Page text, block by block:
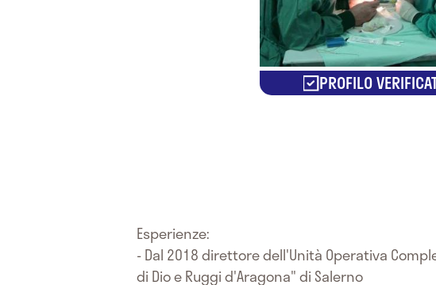
PROFILO
Esperienze:
- Dal 2018 direttore dell'Unità Operativa
di Dio e Ruggi d'Aragona" di Salerno